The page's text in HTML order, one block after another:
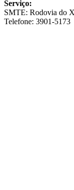
Serviço:
SMTE: Rodovia do
Telefone: 3901-5173